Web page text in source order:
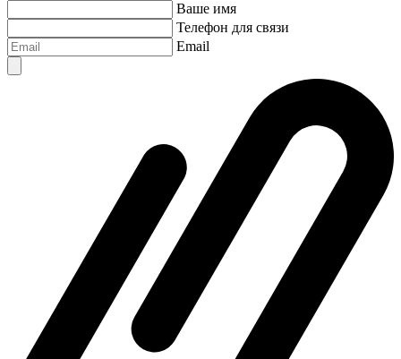
Ваше имя
Телефон для связи
Email